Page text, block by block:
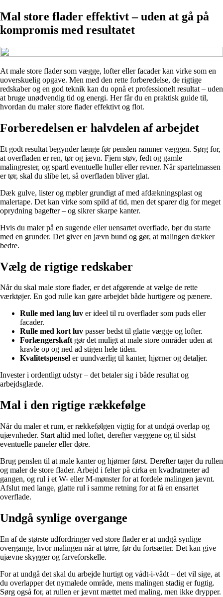
Mal store flader effektivt – uden at gå på
kompromis med resultatet
At male store flader som vægge, lofter eller facader kan virke som en
uoverskuelig opgave. Men med den rette forberedelse, de rigtige
redskaber og en god teknik kan du opnå et professionelt resultat – uden
at bruge unødvendig tid og energi. Her får du en praktisk guide til,
hvordan du maler store flader effektivt og flot.
Forberedelsen er halvdelen af arbejdet
Et godt resultat begynder længe før penslen rammer væggen. Sørg for,
at overfladen er ren, tør og jævn. Fjern støv, fedt og gamle
malingrester, og spartl eventuelle huller eller revner. Når spartelmassen
er tør, skal du slibe let, så overfladen bliver glat.
Dæk gulve, lister og møbler grundigt af med afdækningsplast og
malertape. Det kan virke som spild af tid, men det sparer dig for meget
oprydning bagefter – og sikrer skarpe kanter.
Hvis du maler på en sugende eller uensartet overflade, bør du starte
med en grunder. Det giver en jævn bund og gør, at malingen dækker
bedre.
Vælg de rigtige redskaber
Når du skal male store flader, er det afgørende at vælge de rette
værktøjer. En god rulle kan gøre arbejdet både hurtigere og pænere.
Rulle med lang luv er ideel til ru overflader som puds eller
facader.
Rulle med kort luv passer bedst til glatte vægge og lofter.
Forlængerskaftgør det muligt at male store områder uden at
kravle op og ned ad stigen hele tiden.
Kvalitetspensel er uundværlig til kanter, hjørner og detaljer.
Invester i ordentligt udstyr – det betaler sig i både resultat og
arbejdsglæde.
Mal i den rigtige rækkefølge
Når du maler et rum, er rækkefølgen vigtig for at undgå overlap og
ujævnheder. Start altid med loftet, derefter væggene og til sidst
eventuelle paneler eller døre.
Brug penslen til at male kanter og hjørner først. Derefter tager du rullen
og maler de store flader. Arbejd i felter på cirka en kvadratmeter ad
gangen, og rul i et W- eller M-mønster for at fordele malingen jævnt.
Afslut med lange, glatte rul i samme retning for at få en ensartet
overflade.
Undgå synlige overgange
En af de største udfordringer ved store flader er at undgå synlige
overgange, hvor malingen når at tørre, før du fortsætter. Det kan give
ujævne skygger og farveforskelle.
For at undgå det skal du arbejde hurtigt og vådt-i-vådt – det vil sige, at
du overlapper det nymalede område, mens malingen stadig er fugtig.
Sørg også for, at rullen er jævnt mættet med maling, men ikke drypper.